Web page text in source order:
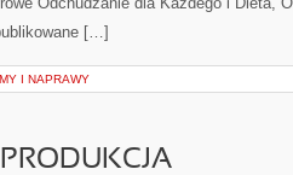
[…]
I NAPRAWY